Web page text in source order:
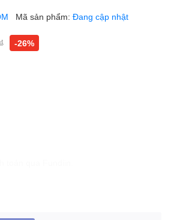
Mã sản phẩm: Đang cập nhật
-26%